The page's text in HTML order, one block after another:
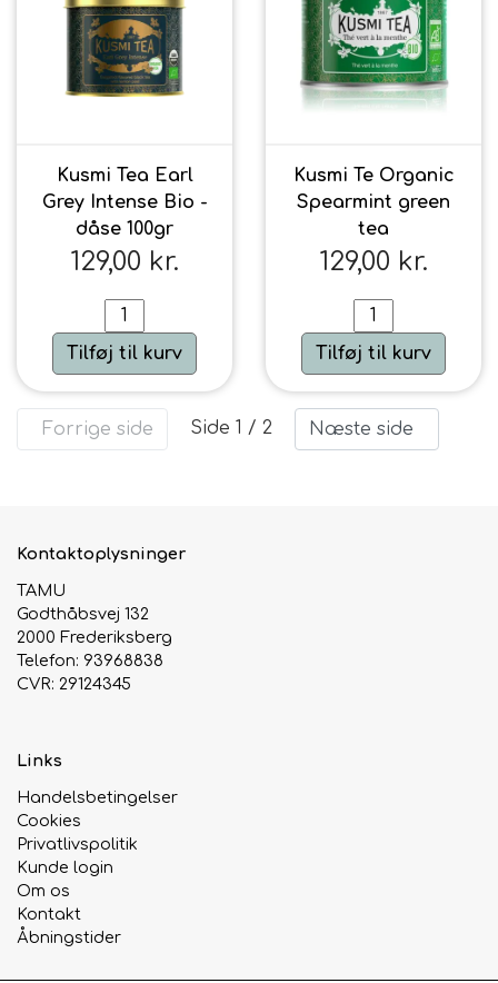
Kusmi Tea Earl
Grey Intense Bio -
dåse 100gr
129,00 kr.
Tilføj til kurv
Kusmi Te Organic
Spearmint green
tea
129,00 kr.
Tilføj til kurv
Forrige side Side 1 / 2 Næste side
Kontaktoplysninger
TAMU
Godthåbsvej 132
2000 Frederiksberg
Telefon: 93968838
CVR: 29124345
Links
Handelsbetingelser
Cookies
Privatlivspolitik
Kunde login
Om os
Kontakt
Åbningstider